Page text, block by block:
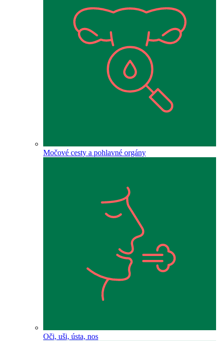
Močové cesty a pohlavné orgány
Oči, uši, ústa, nos